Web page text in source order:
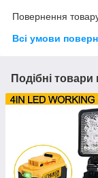
Повернення
Всі умови
Подібні товари